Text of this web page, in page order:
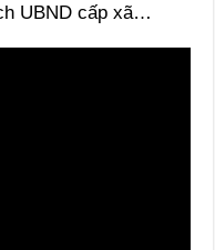
UBND cấp xã…